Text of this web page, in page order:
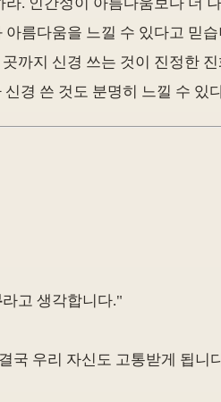
름다움을 느낄 수 있다고 믿
까지 신경 쓰는 것이 진정한
경 쓴 것도 분명히 느낄 수 있
라고 생각합니다."
국 우리 자신도 고통받게 됩니